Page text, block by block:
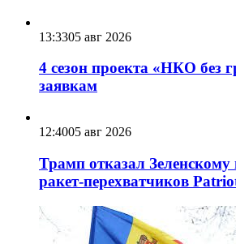
13:3305 авг 2026
4 сезон проекта «НКО без
заявкам
12:4005 авг 2026
Трамп отказал Зеленскому
ракет-перехватчиков